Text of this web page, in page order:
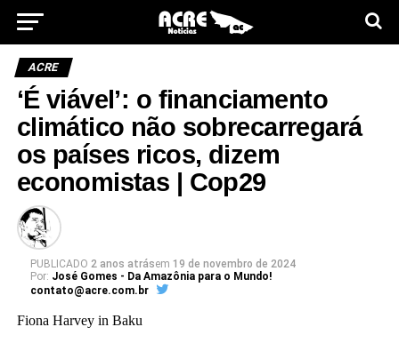
ACRE
‘É viável’: o financiamento
climático não sobrecarregará
os países ricos, dizem
economistas | Cop29
PUBLICADO 2 anos atrásem 19 de novembro de 2024
Por: José Gomes - Da Amazônia para o Mundo!
contato@acre.com.br
Fiona Harvey in Baku